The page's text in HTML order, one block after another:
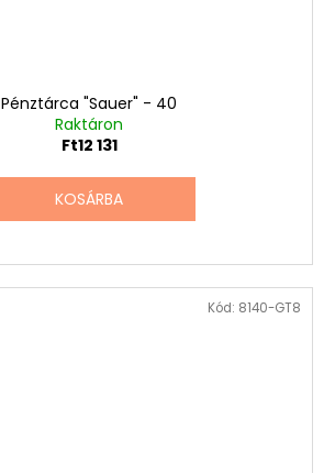
Pénztárca "Sauer" - 40
Raktáron
Ft12 131
KOSÁRBA
Kód: 8140-GT8